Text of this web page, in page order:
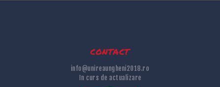
contact
info@unireaungheni2018.ro
In curs de actualizare